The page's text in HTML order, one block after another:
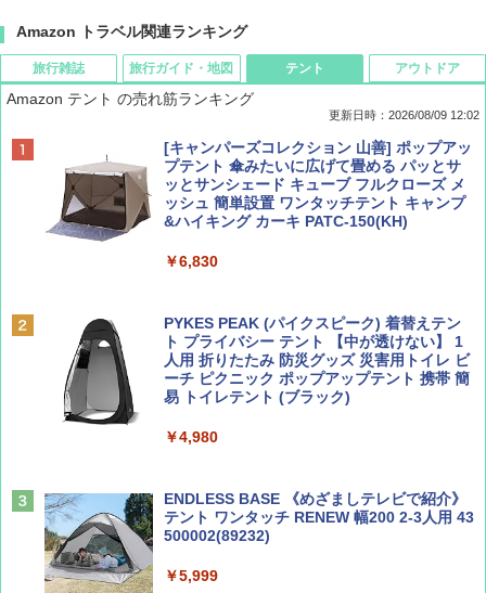
Amazon トラベル関連ランキング
旅行雑誌
BE-PAL(ビ-パル) 2026年 9 月号【特別付録:
SOTO ミニマル"旅"財布 ランダム2種】
￥1,500
￥713
旅行ガイド・地図
地球の歩き方 スター・ウォーズ
￥2,695
￥2,079
球の歩き方A ヨーロッパ
ァキア 2026～2027 地球の歩き方A ヨーロッ
テント
Amazon テント の売れ筋ランキング
更新日時：2026/08/09 12:02
[キャンパーズコレクション 山善] ポップアッ
プテント 傘みたいに広げて畳める パッとサ
ッとサンシェード キューブ フルクローズ メ
ッシュ 簡単設置 ワンタッチテント キャンプ
&ハイキング カーキ PATC-150(KH)
￥6,830
PYKES PEAK (パイクスピーク) 着替えテン
ト プライバシー テント 【中が透けない】 1
人用 折りたたみ 防災グッズ 災害用トイレ ビ
ーチ ピクニック ポップアップテント 携帯 簡
易 トイレテント (ブラック)
￥4,980
ENDLESS BASE 《めざましテレビで紹介》
テント ワンタッチ RENEW 幅200 2-3人用 43
500002(89232)
￥5,999
アウトドア